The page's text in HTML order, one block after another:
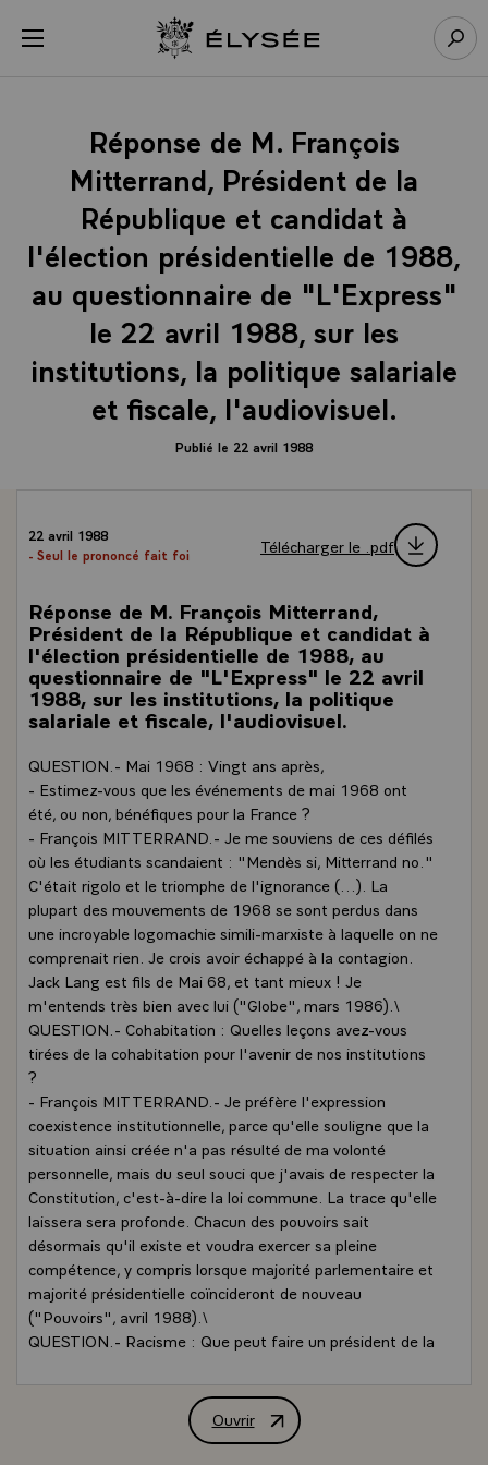
menu Retour à l’accueil Élysée
Réponse de M. François
Mitterrand, Président de la
République et candidat à
l'élection présidentielle de 1988,
au questionnaire de "L'Express"
le 22 avril 1988, sur les
institutions, la politique salariale
et fiscale, l'audiovisuel.
Publié le 22 avril 1988
22 avril 1988
- Seul le prononcé fait foi
Télécharger le .pdf
Réponse de M. François Mitterrand,
Président de la République et candidat à
l'élection présidentielle de 1988, au
questionnaire de "L'Express" le 22 avril
1988, sur les institutions, la politique
salariale et fiscale, l'audiovisuel.
QUESTION.- Mai 1968 : Vingt ans après,
- Estimez-vous que les événements de mai 1968 ont
été, ou non, bénéfiques pour la France ?
- François MITTERRAND.- Je me souviens de ces défilés
où les étudiants scandaient : "Mendès si, Mitterrand no."
C'était rigolo et le triomphe de l'ignorance (...). La
plupart des mouvements de 1968 se sont perdus dans
une incroyable logomachie simili-marxiste à laquelle on ne
comprenait rien. Je crois avoir échappé à la contagion.
Jack Lang est fils de Mai 68, et tant mieux ! Je
m'entends très bien avec lui ("Globe", mars 1986).\
QUESTION.- Cohabitation : Quelles leçons avez-vous
tirées de la cohabitation pour l'avenir de nos institutions
?
- François MITTERRAND.- Je préfère l'expression
coexistence institutionnelle, parce qu'elle souligne que la
situation ainsi créée n'a pas résulté de ma volonté
personnelle, mais du seul souci que j'avais de respecter la
Constitution, c'est-à-dire la loi commune. La trace qu'elle
laissera sera profonde. Chacun des pouvoirs sait
désormais qu'il existe et voudra exercer sa pleine
compétence, y compris lorsque majorité parlementaire et
majorité présidentielle coïncideront de nouveau
("Pouvoirs", avril 1988).\
QUESTION.- Racisme : Que peut faire un président de la
- François MITTERRAND.- Il y a une réalité raciste en
France. Elle n'est pas dominante. Elle touche tout de
Ouvrir
Réponse de M. François Mitterrand,
Panneau de gestion des cookies